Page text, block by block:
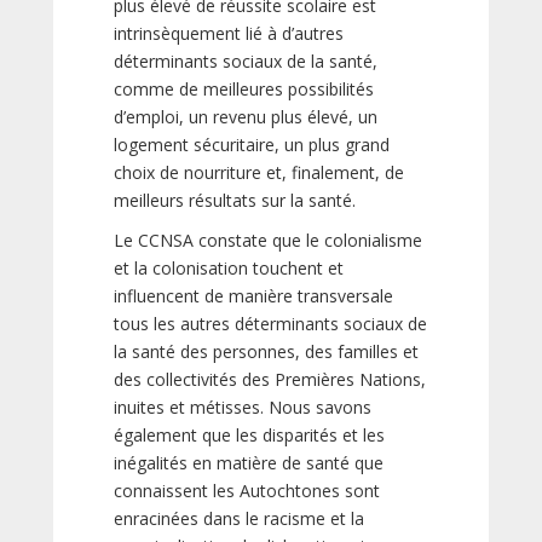
plus élevé de réussite scolaire est
intrinsèquement lié à d’autres
déterminants sociaux de la santé,
comme de meilleures possibilités
d’emploi, un revenu plus élevé, un
logement sécuritaire, un plus grand
choix de nourriture et, finalement, de
meilleurs résultats sur la santé.
Le CCNSA constate que le colonialisme
et la colonisation touchent et
influencent de manière transversale
tous les autres déterminants sociaux de
la santé des personnes, des familles et
des collectivités des Premières Nations,
inuites et métisses. Nous savons
également que les disparités et les
inégalités en matière de santé que
connaissent les Autochtones sont
enracinées dans le racisme et la